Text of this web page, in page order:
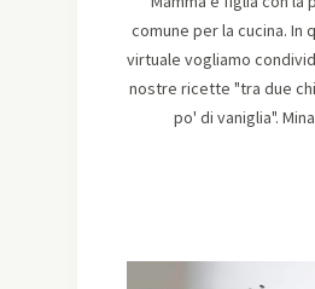
comune per la cucina. In
virtuale vogliamo
nostre ricette "tra due
po' di vaniglia".